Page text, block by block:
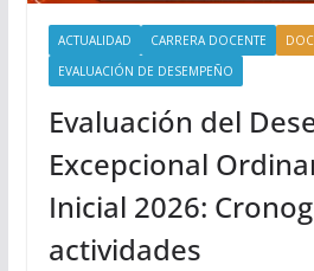
ACTUALIDAD CARRERA DOCENTE
EVALUACIÓN DE DESEMPEÑO
Evaluación del
Excepcional
Inicial 2026:
actividades